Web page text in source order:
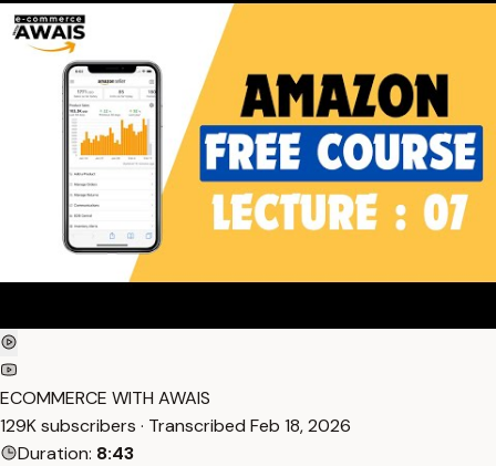
ECOMMERCE WITH AWAIS
129K subscribers · Transcribed Feb 18, 2026
Duration: 8:43